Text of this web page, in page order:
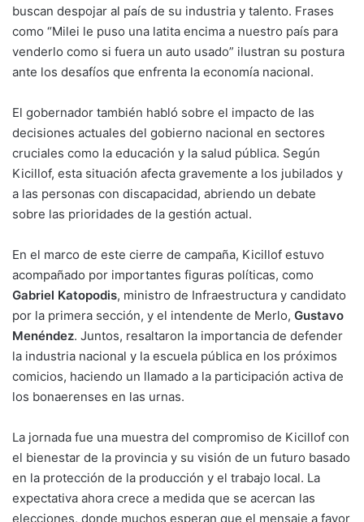
buscan despojar al país de su industria y talento. Frases
como “Milei le puso una latita encima a nuestro país para
venderlo como si fuera un auto usado” ilustran su postura
ante los desafíos que enfrenta la economía nacional.
El gobernador también habló sobre el impacto de las
decisiones actuales del gobierno nacional en sectores
cruciales como la educación y la salud pública. Según
Kicillof, esta situación afecta gravemente a los jubilados y
a las personas con discapacidad, abriendo un debate
sobre las prioridades de la gestión actual.
En el marco de este cierre de campaña, Kicillof estuvo
acompañado por importantes figuras políticas, como
Gabriel Katopodis, ministro de Infraestructura y candidato
por la primera sección, y el intendente de Merlo, Gustavo
Menéndez. Juntos, resaltaron la importancia de defender
la industria nacional y la escuela pública en los próximos
comicios, haciendo un llamado a la participación activa de
los bonaerenses en las urnas.
La jornada fue una muestra del compromiso de Kicillof con
el bienestar de la provincia y su visión de un futuro basado
en la protección de la producción y el trabajo local. La
expectativa ahora crece a medida que se acercan las
elecciones, donde muchos esperan que el mensaje a favor